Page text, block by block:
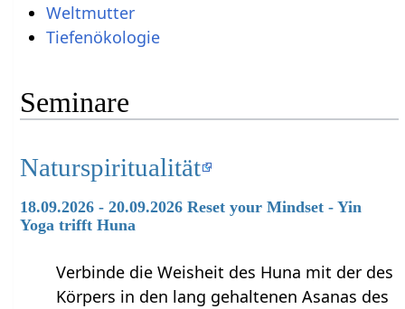
Weltmutter
Tiefenökologie
Seminare
Naturspiritualität
18.09.2026 - 20.09.2026 Reset your Mindset - Yin
Yoga trifft Huna
Verbinde die Weisheit des Huna mit der des
Körpers in den lang gehaltenen Asanas des